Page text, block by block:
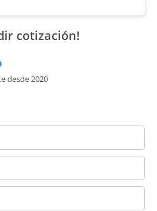
cotización!
desde 2020